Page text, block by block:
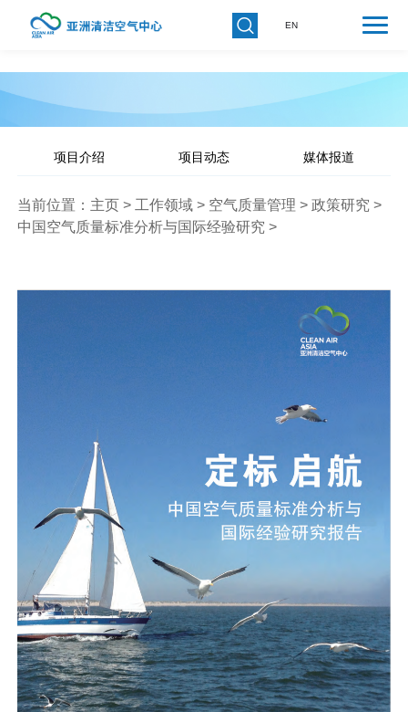
EN
项目介绍 项目动态 媒体报道
当前位置： 主页 > 工作领域 > 空气质量管理 >政策研究 >
中国空气质量标准分析与国际经验研究 >